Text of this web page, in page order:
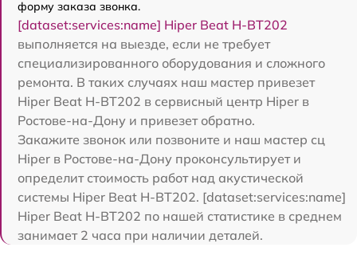
форму заказа звонка.
[dataset:services:name] Hiper Beat H-BT202
выполняется на выезде, если не требует
специализированного оборудования и сложного
ремонта. В таких случаях наш мастер привезет
Hiper Beat H-BT202 в сервисный центр Hiper в
Ростове-на-Дону и привезет обратно.
Закажите звонок или позвоните и наш мастер сц
Hiper в Ростове-на-Дону проконсультирует и
определит стоимость работ над акустической
системы Hiper Beat H-BT202. [dataset:services:name]
Hiper Beat H-BT202 по нашей статистике в среднем
занимает 2 часа при наличии деталей.